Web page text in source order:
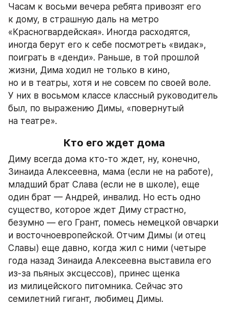
Часам к восьми вечера ребята привозят его
к дому, в страшную даль на метро
«Красногвардейская». Иногда расходятся,
иногда берут его к себе посмотреть «видак»,
поиграть в «денди». Раньше, в той прошлой
жизни, Дима ходил не только в кино,
но и в театры, хотя и не совсем по своей воле.
У них в восьмом классе классный руководитель
был, по выражению Димы, «повернутый
на театре».
Кто его ждет дома
Диму всегда дома кто-то ждет, ну, конечно,
Зинаида Алексеевна, мама (если не на работе),
младший брат Слава (если не в школе), еще
один брат — Андрей, инвалид. Но есть одно
существо, которое ждет Диму страстно,
безумно — его Грант, помесь немецкой овчарки
и восточноевропейской. Отчим Димы (и отец
Славы) еще давно, когда жил с ними (четыре
года назад Зинаида Алексеевна выставила его
из-за пьяных эксцессов), принес щенка
из милицейского питомника. Сейчас это
семилетний гигант, любимец Димы.